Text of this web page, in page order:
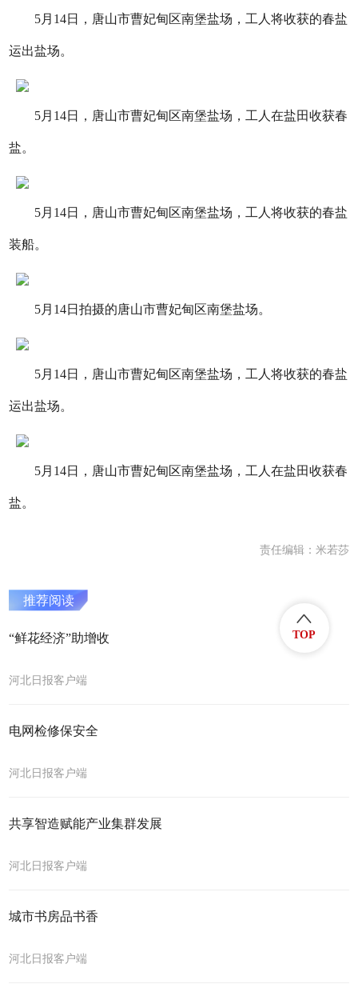
5月14日，唐山市曹妃甸区南堡盐场，工人将收获的春盐
运出盐场。
5月14日，唐山市曹妃甸区南堡盐场，工人在盐田收获春
盐。
5月14日，唐山市曹妃甸区南堡盐场，工人将收获的春盐
装船。
5月14日拍摄的唐山市曹妃甸区南堡盐场。
5月14日，唐山市曹妃甸区南堡盐场，工人将收获的春盐
运出盐场。
5月14日，唐山市曹妃甸区南堡盐场，工人在盐田收获春
盐。
责任编辑：米若莎
推荐阅读
“鲜花经济”助增收
河北日报客户端
电网检修保安全
河北日报客户端
共享智造赋能产业集群发展
河北日报客户端
城市书房品书香
河北日报客户端
TOP